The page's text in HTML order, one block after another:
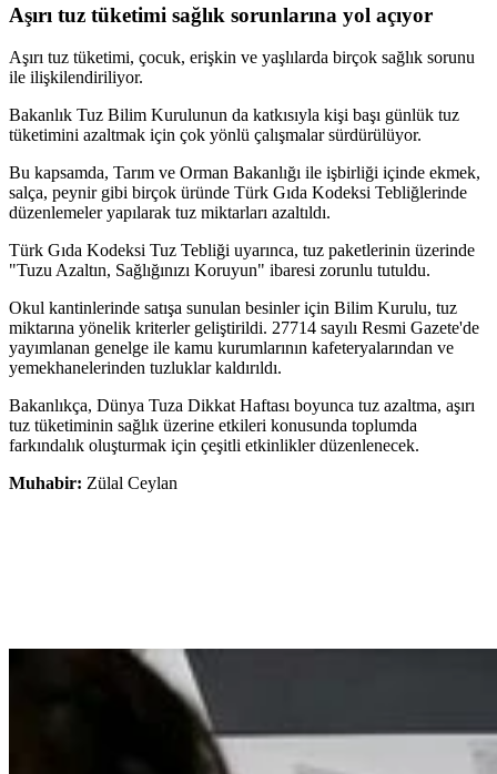
Aşırı tuz tüketimi sağlık sorunlarına yol açıyor
Aşırı tuz tüketimi, çocuk, erişkin ve yaşlılarda birçok sağlık sorunu
ile ilişkilendiriliyor.
Bakanlık Tuz Bilim Kurulunun da katkısıyla kişi başı günlük tuz
tüketimini azaltmak için çok yönlü çalışmalar sürdürülüyor.
Bu kapsamda, Tarım ve Orman Bakanlığı ile işbirliği içinde ekmek,
salça, peynir gibi birçok üründe Türk Gıda Kodeksi Tebliğlerinde
düzenlemeler yapılarak tuz miktarları azaltıldı.
Türk Gıda Kodeksi Tuz Tebliği uyarınca, tuz paketlerinin üzerinde
"Tuzu Azaltın, Sağlığınızı Koruyun" ibaresi zorunlu tutuldu.
Okul kantinlerinde satışa sunulan besinler için Bilim Kurulu, tuz
miktarına yönelik kriterler geliştirildi. 27714 sayılı Resmi Gazete'de
yayımlanan genelge ile kamu kurumlarının kafeteryalarından ve
yemekhanelerinden tuzluklar kaldırıldı.
Bakanlıkça, Dünya Tuza Dikkat Haftası boyunca tuz azaltma, aşırı
tuz tüketiminin sağlık üzerine etkileri konusunda toplumda
farkındalık oluşturmak için çeşitli etkinlikler düzenlenecek.
Muhabir: Zülal Ceylan